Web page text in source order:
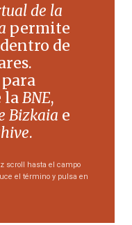
de la
permite
de
laBNE,
Bizkaia e
.
scroll hasta el campo
el término y pulsa en